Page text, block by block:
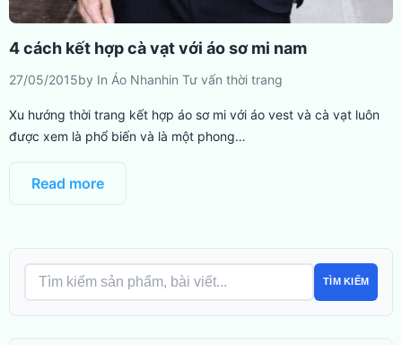
4 cách kết hợp cà vạt với áo sơ mi nam
27/05/2015by In Áo Nhanhin Tư vấn thời trang
Xu hướng thời trang kết hợp áo sơ mi với áo vest và cà vạt luôn
được xem là phổ biến và là một phong…
Read more
TÌM KIẾM